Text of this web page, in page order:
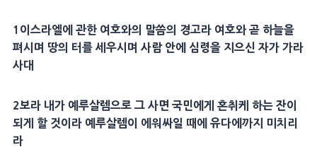
1 이스라엘에 관한 여호와의 말씀의 경고라 여호와 곧 하늘을
펴시며 땅의 터를 세우시며 사람 안에 심령을 지으신 자가 가라
사대
2보라 내가 예루살렘으로 그 사면 국민에게 혼취케 하는 잔이
되게 할 것이라 예루살렘이 에워싸일 때에 유다에까지 미치리
라